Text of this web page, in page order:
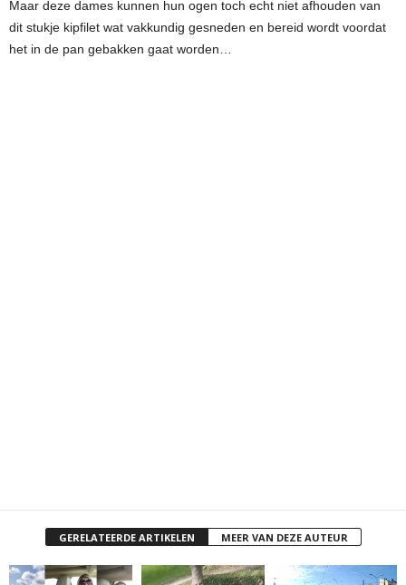
Maar deze dames kunnen hun ogen toch echt niet afhouden van
dit stukje kipfilet wat vakkundig gesneden en bereid wordt voordat
het in de pan gebakken gaat worden…
GERELATEERDE ARTIKELEN MEER VAN DEZE AUTEUR